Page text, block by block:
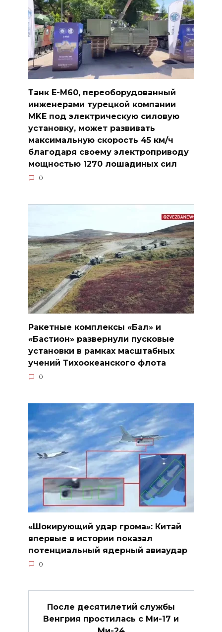
Танк E-M60, переоборудованный
инженерами турецкой компании
MKE под электрическую силовую
установку, может развивать
максимальную скорость 45 км/ч
благодаря своему электроприводу
мощностью 1270 лошадиных сил
0
Ракетные комплексы «Бал» и
«Бастион» развернули пусковые
установки в рамках масштабных
учений Тихоокеанского флота
0
«Шокирующий удар грома»: Китай
впервые в истории показал
потенциальный ядерный авиаудар
0
После десятилетий службы
Венгрия простилась с Ми-17 и